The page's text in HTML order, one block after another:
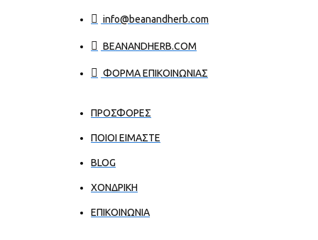
info@beanandherb.com
BEANANDHERB.COM
ΦΟΡΜΑ ΕΠΙΚΟΙΝΩΝΙΑΣ
ΠΡΟΣΦΟΡΕΣ
ΠΟΙΟΙ ΕΊΜΑΣΤΕ
BLOG
ΧΟΝΔΡΙΚΉ
ΕΠΙΚΟΙΝΩΝΊΑ